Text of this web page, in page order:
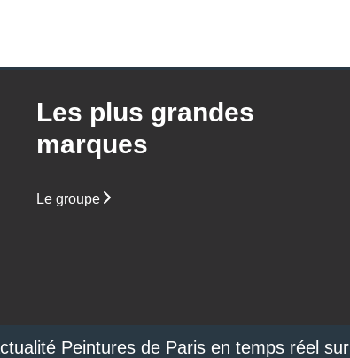
Les plus grandes
marques
Le groupe
Peintures de Paris en temps réel sur